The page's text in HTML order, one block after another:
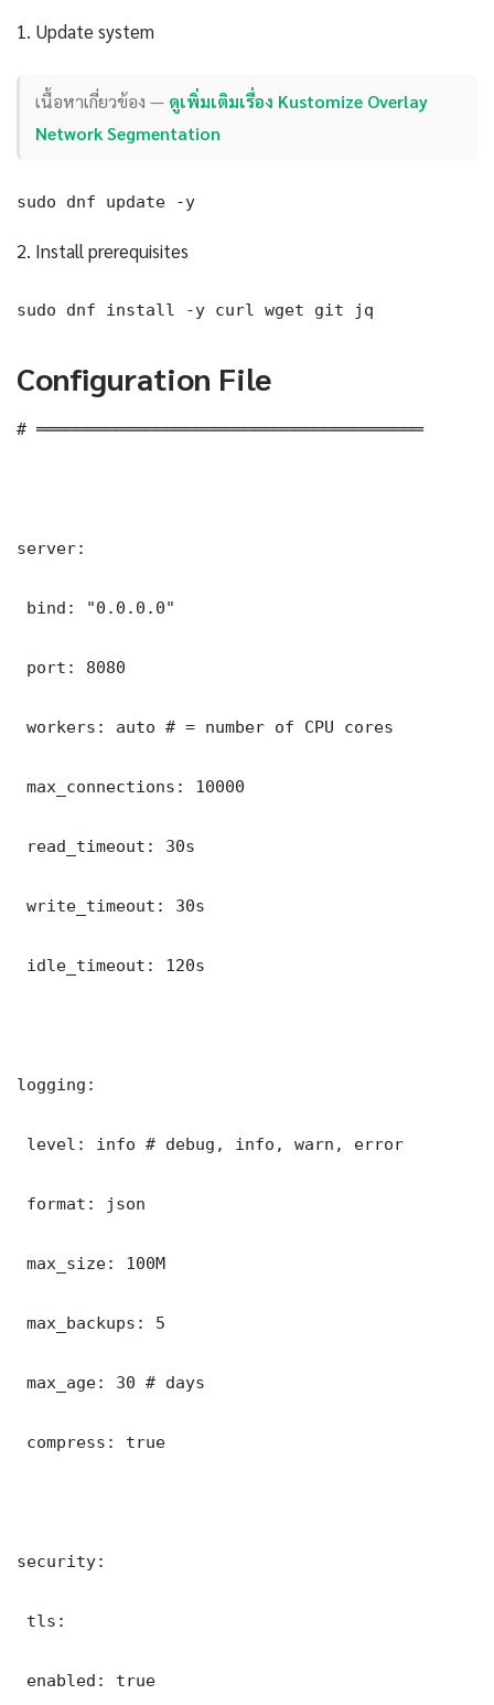
1. Update system
เนื้อหาเกี่ยวข้อง — ดูเพิ่มเติมเรื่อง Kustomize Overlay
Network Segmentation
sudo dnf update -y
2. Install prerequisites
sudo dnf install -y curl wget git jq
Configuration File
# ═══════════════════════════════════════
server:
bind: "0.0.0.0"
port: 8080
workers: auto # = number of CPU cores
max_connections: 10000
read_timeout: 30s
write_timeout: 30s
idle_timeout: 120s
logging:
level: info # debug, info, warn, error
format: json
max_size: 100M
max_backups: 5
max_age: 30 # days
compress: true
security:
tls:
enabled: true